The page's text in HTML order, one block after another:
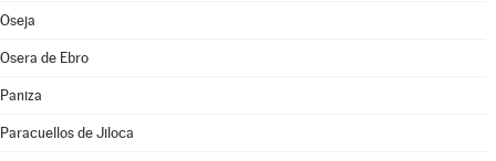
Oseja
Osera de Ebro
Paniza
Paracuellos de Jiloca